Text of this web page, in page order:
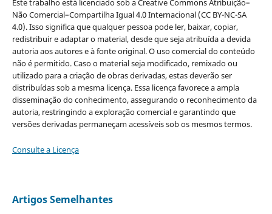
Este trabalho está licenciado sob a Creative Commons Atribuição–
Não Comercial–Compartilha Igual 4.0 Internacional (CC BY-NC-SA
4.0). Isso significa que qualquer pessoa pode ler, baixar, copiar,
redistribuir e adaptar o material, desde que seja atribuída a devida
autoria aos autores e à fonte original. O uso comercial do conteúdo
não é permitido. Caso o material seja modificado, remixado ou
utilizado para a criação de obras derivadas, estas deverão ser
distribuídas sob a mesma licença. Essa licença favorece a ampla
disseminação do conhecimento, assegurando o reconhecimento da
autoria, restringindo a exploração comercial e garantindo que
versões derivadas permaneçam acessíveis sob os mesmos termos.
Consulte a Licença
Artigos Semelhantes